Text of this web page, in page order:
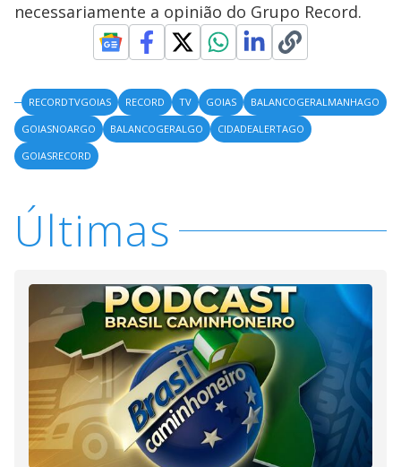
necessariamente a opinião do Grupo Record.
RECORDTVGOIAS RECORD TV GOIAS
BALANCOGERALMANHAGO
GOIASNOARGO
BALANCOGERALGO
CIDADEALERTAGO
GOIASRECORD
Últimas